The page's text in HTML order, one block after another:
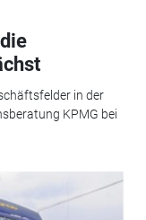
in der
KPMG bei